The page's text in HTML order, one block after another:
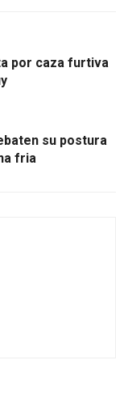
por caza furtiva
su postura
fria